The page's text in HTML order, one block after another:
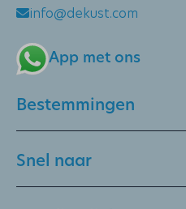
info@dekust.com
App met ons
Bestemmingen
Snel naar